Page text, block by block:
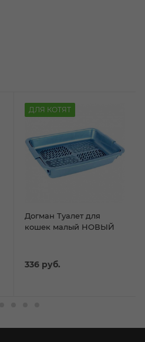
ДЛЯ КОТЯТ
Догман Туалет для
кошек малый НОВЫЙ
336 руб.